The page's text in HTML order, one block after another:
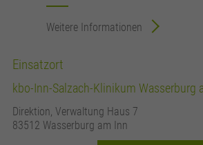
Weitere Informationen
Einsatzort
kbo-Inn-Salzach-Klinikum Wasserburg
Direktion, Verwaltung Haus 7
83512 Wasserburg am Inn